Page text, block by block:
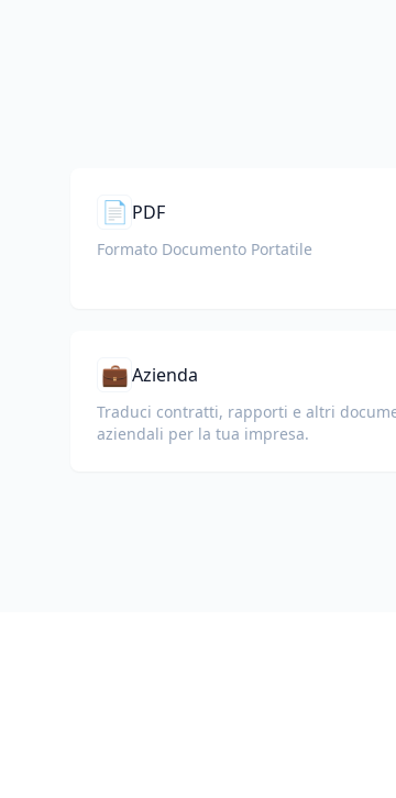
📄 PDF
Formato Documento Portatile
💼Azienda
Traduci contratti, rapporti e altri
aziendali per la tua impresa.